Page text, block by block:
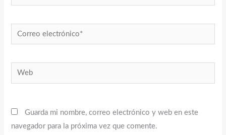
Correo
electrónico*
Web
Guarda mi nombre, correo electrónico y web en este
navegador para la próxima vez que comente.